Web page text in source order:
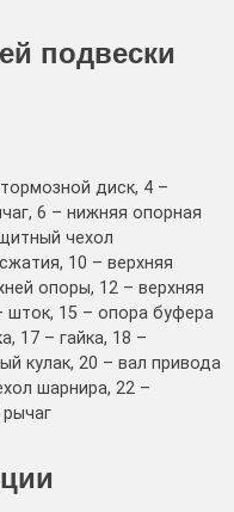
подвески
диск, 4 –
6 – нижняя опорная
чехол
10 – верхняя
опоры, 12 – верхняя
шток, 15 – опора буфера
17 – гайка, 18 –
кулак, 20 – вал привода
шарнира, 22 –